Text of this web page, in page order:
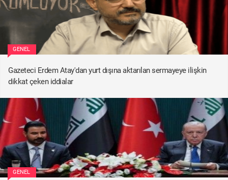
GENEL
Gazeteci Erdem Atay'dan yurt dışına aktarılan sermayeye ilişkin
dikkat çeken iddialar
GENEL